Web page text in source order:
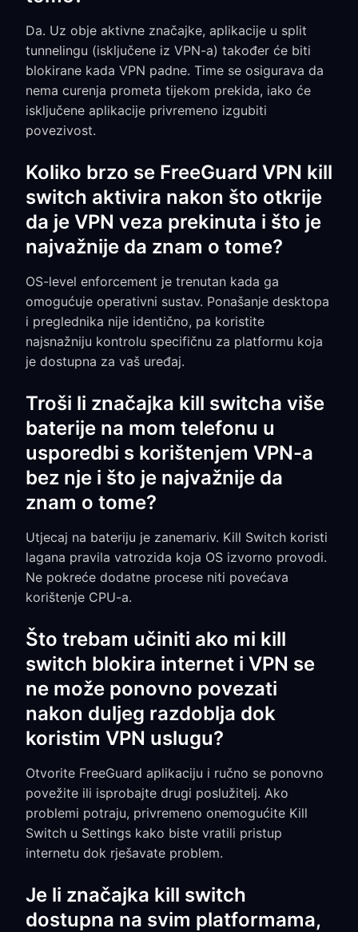
Da. Uz obje aktivne značajke, aplikacije u split
tunnelingu (isključene iz VPN-a) također će biti
blokirane kada VPN padne. Time se osigurava da
nema curenja prometa tijekom prekida, iako će
isključene aplikacije privremeno izgubiti
povezivost.
Koliko brzo se FreeGuard VPN kill
switch aktivira nakon što otkrije
da je VPN veza prekinuta i što je
najvažnije da znam o tome?
OS-level enforcement je trenutan kada ga
omogućuje operativni sustav. Ponašanje desktopa
i preglednika nije identično, pa koristite
najsnažniju kontrolu specifičnu za platformu koja
je dostupna za vaš uređaj.
Troši li značajka kill switcha više
baterije na mom telefonu u
usporedbi s korištenjem VPN-a
bez nje i što je najvažnije da
znam o tome?
Utjecaj na bateriju je zanemariv. Kill Switch koristi
lagana pravila vatrozida koja OS izvorno provodi.
Ne pokreće dodatne procese niti povećava
korištenje CPU-a.
Što trebam učiniti ako mi kill
switch blokira internet i VPN se
ne može ponovno povezati
nakon duljeg razdoblja dok
koristim VPN uslugu?
Otvorite FreeGuard aplikaciju i ručno se ponovno
povežite ili isprobajte drugi poslužitelj. Ako
problemi potraju, privremeno onemogućite Kill
Switch u Settings kako biste vratili pristup
internetu dok rješavate problem.
Je li značajka kill switch
dostupna na svim platformama,